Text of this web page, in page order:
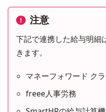
注意
下記で連携した給与明細
きます。
マネーフォワード ク
freee人事労務